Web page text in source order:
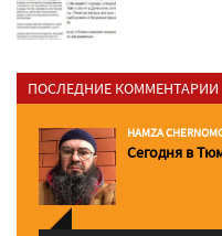
ПОСЛЕДНИЕ КОММЕНТАРИИ
HAMZA
Сегодня в